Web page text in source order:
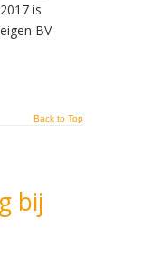
is
BV
Back to Top
bij